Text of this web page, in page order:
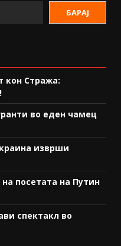
БАРАЈ
кон Стража:
во еден чамец
изврши
посетата на Путин
спектакл во